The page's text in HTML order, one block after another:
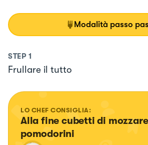
Modalità passo
STEP 1
Frullare il tutto
LO CHEF CONSIGLIA:
Alla fine cubetti di
pomodorini